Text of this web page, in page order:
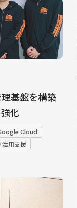
基盤を構築
化
Cloud
活用支援